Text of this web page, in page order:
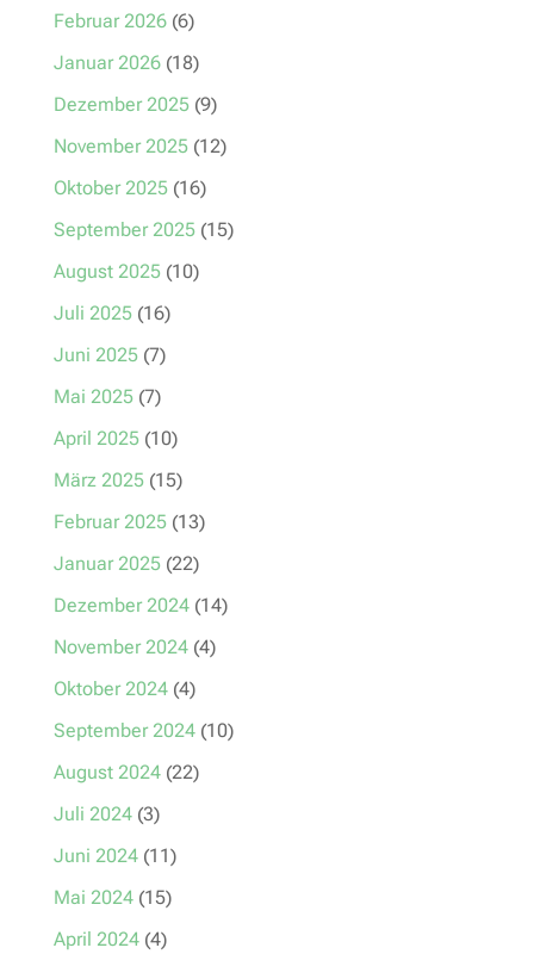
Februar 2026(6)
Januar 2026(18)
Dezember 2025(9)
November 2025(12)
Oktober 2025(16)
September 2025(15)
August 2025(10)
Juli 2025(16)
Juni 2025(7)
Mai 2025(7)
April 2025(10)
März 2025(15)
Februar 2025(13)
Januar 2025(22)
Dezember 2024(14)
November 2024(4)
Oktober 2024(4)
September 2024(10)
August 2024(22)
Juli 2024(3)
Juni 2024(11)
Mai 2024(15)
April 2024(4)